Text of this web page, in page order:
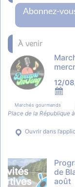
Abonnez-
À venir
12/
Marchés gourmands
Place de la République
Ouvrir dans
de
août